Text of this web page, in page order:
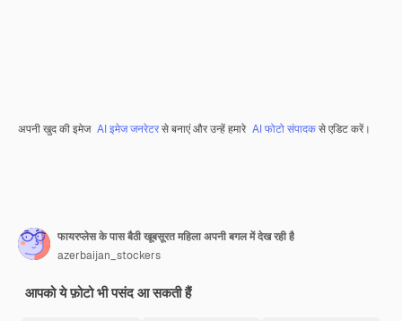
अपनी खुद की इमेज AI इमेज जनरेटरसे बनाएं और उन्हें हमारे AI फोटो संपादकसे एडिट करें।
फायरप्लेस के पास बैठी खूबसूरत महिला अपनी बगल में देख रही है
azerbaijan_stockers
आपको ये फ़ोटो भी पसंद आ सकती हैं